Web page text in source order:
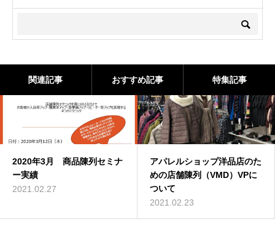
関連記事 おすすめ記事 特集記事
2020年3月 商品陳列セミナ
ー実績
2021.02.27
アパレルショップ洋品店のた
めの店舗陳列（VMD）VPに
ついて
2021.02.23